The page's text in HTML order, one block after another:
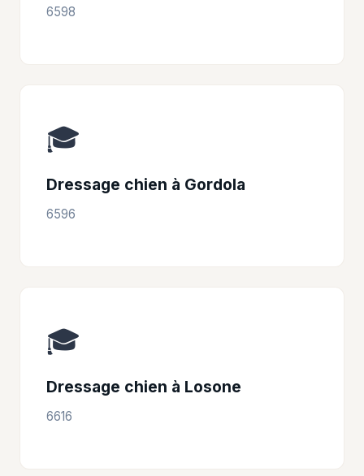
6598
🎓
Dressage chien à Gordola
6596
🎓
Dressage chien à Losone
6616